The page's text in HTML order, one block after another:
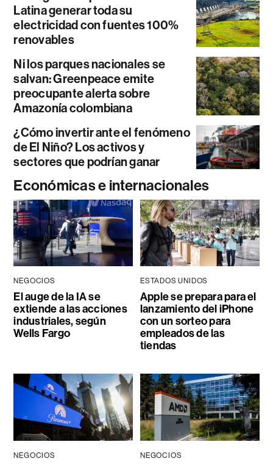
Latina generar toda su
electricidad con fuentes 100%
renovables
Ni los parques nacionales se
salvan: Greenpeace emite
preocupante alerta sobre
Amazonía colombiana
¿Cómo invertir ante el fenómeno
de El Niño? Los activos y
sectores que podrían ganar
Económicas e internacionales
NEGOCIOS
El auge de la IA se
extiende a las acciones
industriales, según
Wells Fargo
ESTADOS UNIDOS
Apple se prepara para el
lanzamiento del iPhone
con un sorteo para
empleados de las
tiendas
NEGOCIOS NEGOCIOS